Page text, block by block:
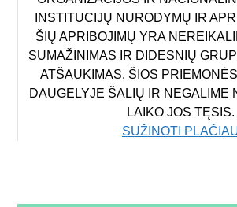
INSTITUCIJŲ NURODYMŲ IR
ŠIŲ APRIBOJIMŲ YRA
SUMAŽINIMAS IR DIDESNIŲ
ATŠAUKIMAS. ŠIOS
DAUGELYJE ŠALIŲ IR NEGALIME
LAIKO JOS TĘSIS.
SUŽINOTI